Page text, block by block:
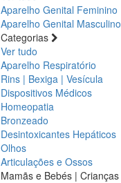
Aparelho Genital Feminino
Aparelho Genital Masculino
Categorias
Ver tudo
Aparelho Respiratório
Rins | Bexiga | Vesícula
Dispositivos Médicos
Homeopatia
Bronzeado
Desintoxicantes Hepáticos
Olhos
Articulações e Ossos
Mamãs e Bebés | Crianças